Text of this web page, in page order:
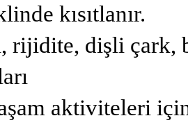
kısıtlanır.
rijidite, dişli çark,
aktiviteleri